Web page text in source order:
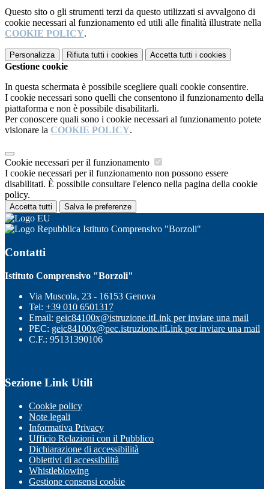
Questo sito o gli strumenti terzi da questo utilizzati si avvalgono di
cookie necessari al funzionamento ed utili alle finalità illustrate nella
COOKIE POLICY.
Personalizza Rifiuta tutti i cookies Accetta tutti i cookies
Gestione cookie
In questa schermata è possibile scegliere quali cookie consentire.
I cookie necessari sono quelli che consentono il funzionamento della
piattaforma e non è possibile disabilitarli.
Per conoscere quali sono i cookie necessari al funzionamento potete
visionare la COOKIE POLICY.
Cookie necessari per il funzionamento
I cookie necessari per il funzionamento non possono essere
disabilitati. È possibile consultare l'elenco nella pagina della cookie
policy.
Accetta tutti Salva le preferenze
Istituto Comprensivo "Borzoli"
Contatti
Istituto Comprensivo "Borzoli"
Via Muscola, 23 - 16153 Genova
Tel: +39 010 6501317
Email: geic84100x@istruzione.itLink per inviare una mail
PEC: geic84100x@pec.istruzione.itLink per inviare una mail
C.F.: 95131390106
Sezione Link Utili
Cookie policy
Note legali
Informativa Privacy
Ufficio Relazioni con il Pubblico
Dichiarazione di accessibilità
Obiettivi di accessibilità
Whistleblowing
Gestione consensi cookie